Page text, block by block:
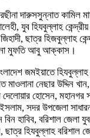
দারুসসুন্নাত কামিল
যুব হিযবুল্লাহ
ছাত্র হিজবুল্লাহ
মুফতি আবু আক্কাস।
জমইয়াতে হিযবুল্লাহ
নেছার উদ্দিন খান,
দেলোয়ার হোসেন,
সদর উপজেলা
হাবিব, বরিশাল জেলা
ছাত্র হিযবুল্লাহ বরিশাল